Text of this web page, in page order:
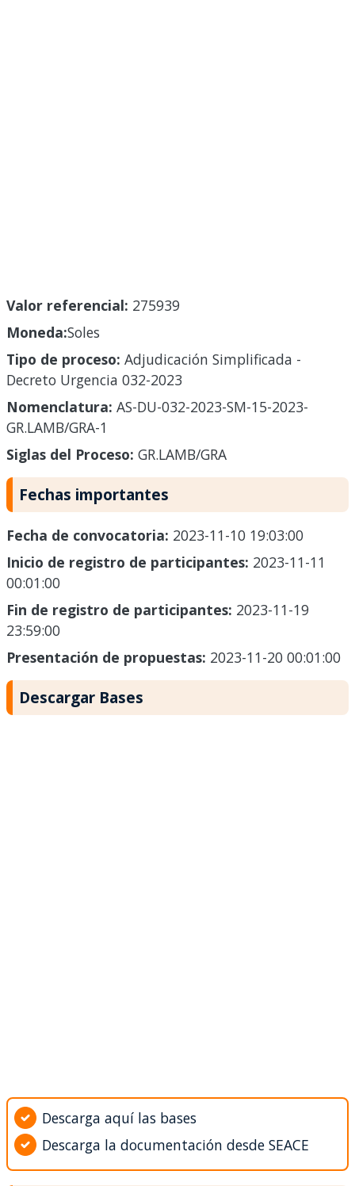
Valor referencial: 275939
Moneda:Soles
Tipo de proceso: Adjudicación Simplificada -
Decreto Urgencia 032-2023
Nomenclatura: AS-DU-032-2023-SM-15-2023-
GR.LAMB/GRA-1
Siglas del Proceso: GR.LAMB/GRA
Fechas importantes
Fecha de convocatoria: 2023-11-10 19:03:00
Inicio de registro de participantes: 2023-11-11
00:01:00
Fin de registro de participantes: 2023-11-19
23:59:00
Presentación de propuestas: 2023-11-20 00:01:00
Descargar Bases
Descarga aquí las bases
Descarga la documentación desde SEACE